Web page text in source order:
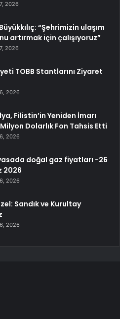
2026
“Şehrimizin ulaşım
artırmak için çalışıyoruz”
2026
TOBB Stantlarını Ziyaret
2026
Filistin’in Yeniden İmarı
Dolarlık Fon Tahsis Etti
2026
doğal gaz fiyatları -26
2026
2026
Sandık ve Kurultay
2026